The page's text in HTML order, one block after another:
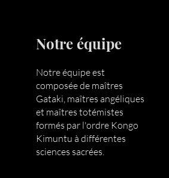
Notre équipe
Notre équipe est
composée de maîtres
Gataki, maîtres angéliques
et maîtres totémistes
formés par l'ordre Kongo
Kimuntu à différentes
sciences sacrées.